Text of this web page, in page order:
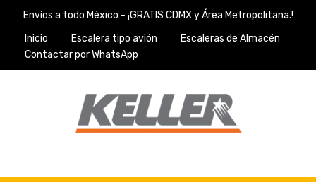
content
Envíos a todo México - ¡GRATIS CDMX y Área Metropolitana.!
Inicio
Escalera tipo avión
Escaleras de Almacén
Contactar por WhatsApp